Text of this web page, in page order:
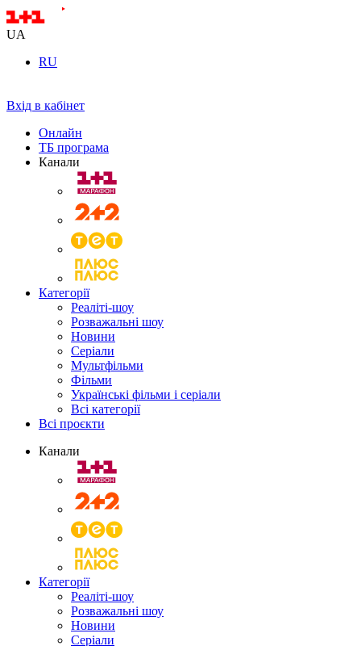
UA
RU
Вхід в кабінет
Онлайн
ТБ програма
Канали
Категорії
Реаліті-шоу
Розважальні шоу
Новини
Серіали
Мультфільми
Фільми
Українські фільми і серіали
Всі категорії
Всі проєкти
Канали
Категорії
Реаліті-шоу
Розважальні шоу
Новини
Серіали